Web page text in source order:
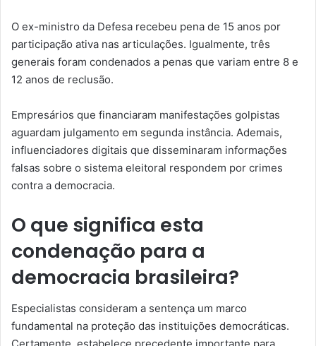
O ex-ministro da Defesa recebeu pena de 15 anos por
participação ativa nas articulações. Igualmente, três
generais foram condenados a penas que variam entre 8 e
12 anos de reclusão.
Empresários que financiaram manifestações golpistas
aguardam julgamento em segunda instância. Ademais,
influenciadores digitais que disseminaram informações
falsas sobre o sistema eleitoral respondem por crimes
contra a democracia.
O que significa esta
condenação para a
democracia brasileira?
Especialistas consideram a sentença um marco
fundamental na proteção das instituições democráticas.